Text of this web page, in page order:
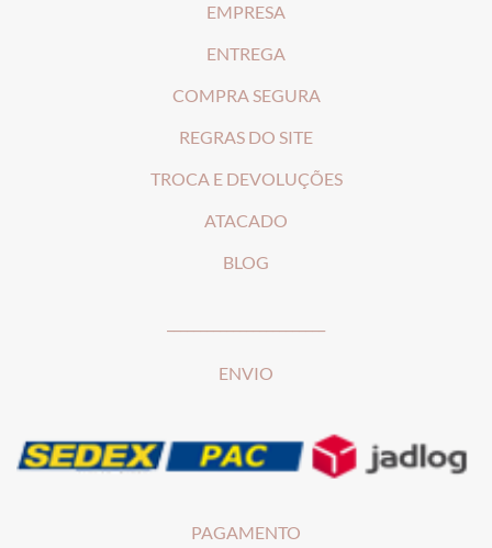
EMPRESA
ENTREGA
COMPRA SEGURA
REGRAS DO SITE
TROCA E DEVOLUÇÕES
ATACADO
BLOG
ENVIO
PAGAMENTO